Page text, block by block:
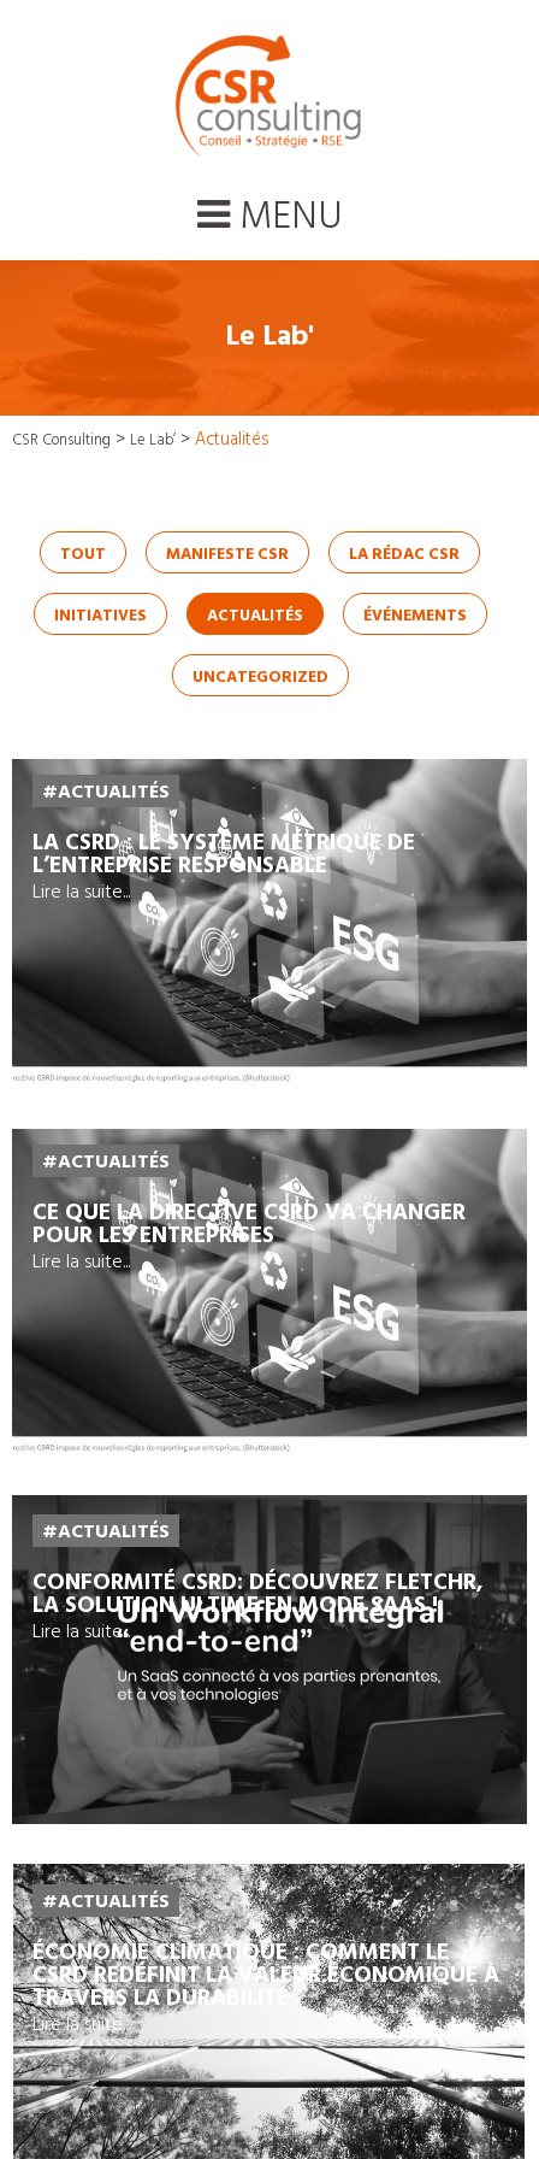
MENU
Le Lab'
CSR Consulting > Le Lab’ >Actualités
TOUT MANIFESTE CSR LA RÉDAC CSR
INITIATIVES ACTUALITÉS ÉVÉNEMENTS
UNCATEGORIZED
#ACTUALITÉS
LA CSRD : LE SYSTÈME MÉTRIQUE DE
L’ENTREPRISE RESPONSABLE
Lire la suite...
#ACTUALITÉS
CE QUE LA DIRECTIVE CSRD VA CHANGER
POUR LES ENTREPRISES
Lire la suite...
#ACTUALITÉS
CONFORMITÉ CSRD: DÉCOUVREZ FLETCHR,
LA SOLUTION ULTIME EN MODE SAAS !
Lire la suite...
#ACTUALITÉS
ÉCONOMIE CLIMATIQUE : COMMENT LE
CSRD REDÉFINIT LA VALEUR ÉCONOMIQUE À
TRAVERS LA DURABILITÉ
Lire la suite...